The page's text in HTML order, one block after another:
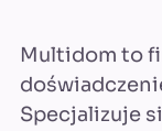
Multidom to
Specjalizuje